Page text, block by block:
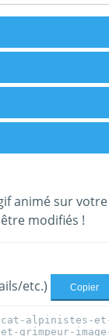
animé sur
modifiés !
etc.) Copier